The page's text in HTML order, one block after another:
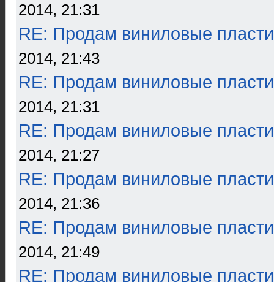
2014, 21:31
RE: Продам виниловые
2014, 21:43
RE: Продам виниловые
2014, 21:31
RE: Продам виниловые
2014, 21:27
RE: Продам виниловые
2014, 21:36
RE: Продам виниловые
2014, 21:49
RE: Продам виниловые